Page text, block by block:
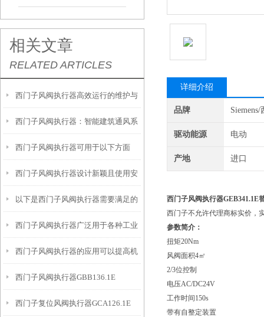
相关文章
RELATED ARTICLES
西门子风阀执行器高效运行的维护与
保养策略
西门子风阀执行器：智能建筑通风系
统的关键组件
西门子风阀执行器可用于以下方面
西门子风阀执行器设计新颖且使用安
全
以下是西门子风阀执行器需要满足的
特殊工况要求
西门子风阀执行器广泛用于各种工业
通风和空调系统中
西门子风阀执行器的应用可以提高机
械设备的效率和质量
西门子风阀执行器GBB136.1E
西门子复位风阀执行器GCA126.1E
详细介绍
品牌
驱动能源 电动
产地 进口
西门子风阀执行器GEB341.1E
西门子不允许代理商标实价，
参数简介：
扭矩20Nm
风阀面积4㎡
2/3位控制
电压AC/DC24V
工作时间150s
带有自整定装置